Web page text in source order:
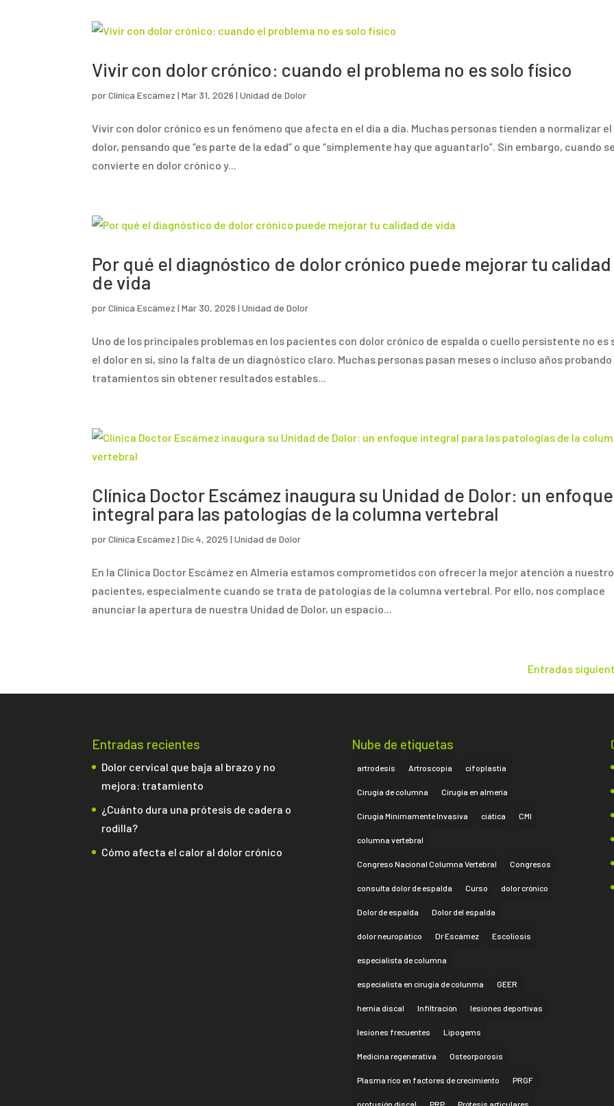
Vivir con dolor crónico: cuando el problema no es solo físico
porClínica Escámez |Mar 31, 2026 |Unidad de Dolor
Vivir con dolor crónico es un fenómeno que afecta en el día a día. Muchas personas tienden a normalizar el
dolor, pensando que “es parte de la edad” o que “simplemente hay que aguantarlo”. Sin embargo, cuando
convierte en dolor crónico y...
Por qué el diagnóstico de dolor crónico puede mejorar tu calidad
de vida
porClínica Escámez |Mar 30, 2026 |Unidad de Dolor
Uno de los principales problemas en los pacientes con dolor crónico de espalda o cuello persistente no es
el dolor en sí, sino la falta de un diagnóstico claro. Muchas personas pasan meses o incluso años probando
tratamientos sin obtener resultados estables...
Clínica Doctor Escámez inaugura su Unidad de Dolor: un enfoque
integral para las patologías de la columna vertebral
porClínica Escámez |Dic 4, 2025 |Unidad de Dolor
En la Clínica Doctor Escámez en Almería estamos comprometidos con ofrecer la mejor atención a
pacientes, especialmente cuando se trata de patologías de la columna vertebral. Por ello, nos complace
anunciar la apertura de nuestra Unidad de Dolor, un espacio...
Entradas
Entradas recientes
Dolor cervical que baja al brazo y no
mejora: tratamiento
¿Cuánto dura una prótesis de cadera o
rodilla?
Cómo afecta el calor al dolor crónico
Nube de etiquetas
artrodesis Artroscopia cifoplastia
Cirugía de columna Cirugía en almería
Cirugía Mínimamente Invasiva ciática CMI
columna vertebral
Congreso Nacional Columna Vertebral Congresos
consulta dolor de espalda Curso dolor crónico
Dolor de espalda Dolor del espalda
dolor neuropático Dr Escámez Escoliosis
especialista de columna
especialista en cirugía de colunma GEER
hernia discal Infiltración lesiones deportivas
lesiones frecuentes Lipogems
Medicina regenerativa Osteorporosis
Plasma rico en factores de crecimiento PRGF